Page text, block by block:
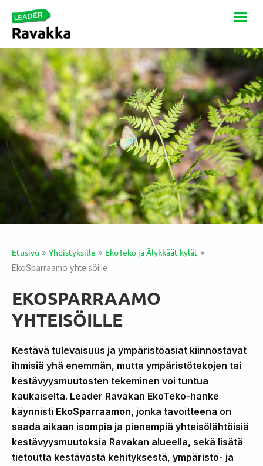
Etusivu » Yhdistyksille » EkoTeko ja Älykkäät kylät »
EkoSparraamo yhteisöille
EKOSPARRAAMO
YHTEISÖILLE
Kestävä tulevaisuus ja ympäristöasiat kiinnostavat
ihmisiä yhä enemmän, mutta ympäristötekojen tai
kestävyysmuutosten tekeminen voi tuntua
kaukaiselta. Leader Ravakan EkoTeko-hanke
käynnisti EkoSparraamon, jonka tavoitteena on
saada aikaan isompia ja pienempiä yhteisölähtöisiä
kestävyysmuutoksia Ravakan alueella, sekä lisätä
tietoutta kestävästä kehityksestä, ympäristö- ja